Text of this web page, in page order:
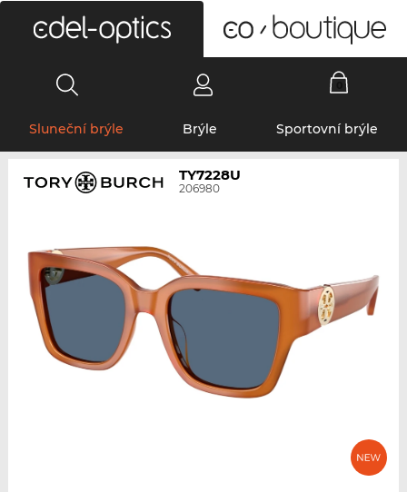
Sluneční brýle Brýle Sportovní brýle
TY7228U
206980